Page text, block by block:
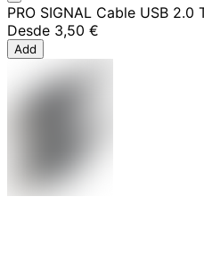
PRO SIGNAL Cable USB
Desde 3,50 €
Add